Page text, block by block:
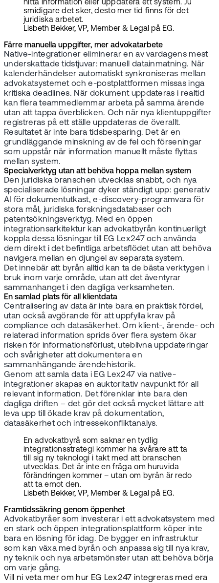
hitta information eller uppdatera ett system. Ju
smidigare det sker, desto mer tid finns för det
juridiska arbetet.
Lisbeth Bekker, VP, Member & Legal på EG.
Färre manuella uppgifter, mer advokatarbete
Native-integrationer eliminerar en av vardagens mest
underskattade tidstjuvar: manuell datainmatning. När
kalenderhändelser automatiskt synkroniseras mellan
advokatsystemet och e-postplattformen missas inga
kritiska deadlines. När dokument uppdateras i realtid
kan flera teammedlemmar arbeta på samma ärende
utan att tappa överblicken. Och när nya klientuppgifter
registreras på ett ställe uppdateras de överallt.
Resultatet är inte bara tidsbesparing. Det är en
grundläggande minskning av de fel och förseningar
som uppstår när information manuellt måste flyttas
mellan system.
Specialverktyg utan att behöva hoppa mellan system
Den juridiska branschen utvecklas snabbt, och nya
specialiserade lösningar dyker ständigt upp: generativ
AI för dokumentutkast, e-discovery-programvara för
stora mål, juridiska forskningsdatabaser och
patentsökningsverktyg. Med en öppen
integrationsarkitektur kan advokatbyrån kontinuerligt
koppla dessa lösningar till EG Lex247 och använda
dem direkt i det befintliga arbetsflödet utan att behöva
navigera mellan en djungel av separata system.
Det innebär att byrån alltid kan ta de bästa verktygen i
bruk inom varje område, utan att det äventyrar
sammanhanget i den dagliga verksamheten.
En samlad plats för all klientdata
Centralisering av data är inte bara en praktisk fördel,
utan också avgörande för att uppfylla krav på
compliance och datasäkerhet. Om klient-, ärende- och
relaterad information sprids över flera system ökar
risken för informationsförlust, uteblivna uppdateringar
och svårigheter att dokumentera en
sammanhängande ärendehistorik.
Genom att samla data i EG Lex247 via native-
integrationer skapas en auktoritativ navpunkt för all
relevant information. Det förenklar inte bara den
dagliga driften – det gör det också mycket lättare att
leva upp till ökade krav på dokumentation,
datasäkerhet och intressekonfliktanalys.
En advokatbyrå som saknar en tydlig
integrationsstrategi kommer ha svårare att ta
till sig ny teknologi i takt med att branschen
utvecklas. Det är inte en fråga om huruvida
förändringen kommer – utan om byrån är redo
att ta emot den.
Lisbeth Bekker, VP, Member & Legal på EG.
Framtidssäkring genom öppenhet
Advokatbyråer som investerar i ett advokatsystem med
en stark och öppen integrationsplattform köper inte
bara en lösning för idag. De bygger en infrastruktur
som kan växa med byrån och anpassa sig till nya krav,
ny teknik och nya arbetsmönster utan att behöva börja
om varje gång.
Vill ni veta mer om hur EG Lex247 integreras med era